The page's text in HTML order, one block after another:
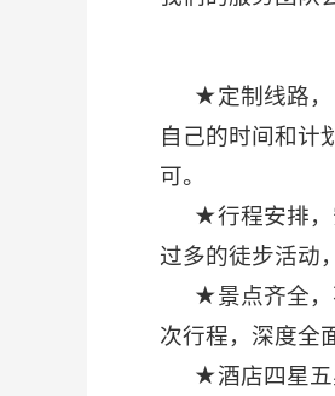
★定制线路，
自己的时间和计
可。
★行程安排，
过多的徒步活动
★景点齐全，
次行程，深度全
★酒店四星五